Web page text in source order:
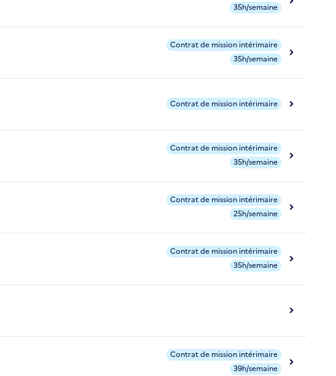
35h/semaine
Contrat de mission intérimaire
35h/semaine
Contrat de mission intérimaire
Contrat de mission intérimaire
35h/semaine
Contrat de mission intérimaire
25h/semaine
Contrat de mission intérimaire
35h/semaine
Contrat de mission intérimaire
39h/semaine